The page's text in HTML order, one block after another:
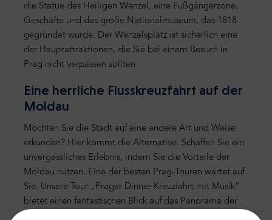
die Statue des Heiligen Wenzel, eine Fußgängerzone,
Geschäfte und das große Nationalmuseum, das 1818
gegründet wurde. Der Wenzelsplatz ist sicherlich eine
der Hauptattraktionen, die Sie bei einem Besuch in
Prag nicht verpassen sollten
Eine herrliche Flusskreuzfahrt auf der
Moldau
Möchten Sie die Stadt auf eine andere Art und Weise
erkunden? Hier kommt die Alternative. Schaffen Sie ein
unvergessliches Erlebnis, indem Sie die Vorteile der
Moldau nutzen. Eine der besten Prag-Touren wartet auf
Sie. Unsere Tour „Prager Dinner-Kreuzfahrt mit Musik“
bietet einen fantastischen Blick auf das Panorama der